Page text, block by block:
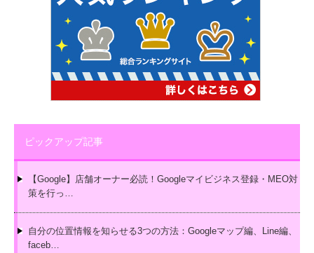
ピックアップ記事
【Google】店舗オーナー必読！Googleマイビジネス登録・MEO対
策を行っ…
自分の位置情報を知らせる3つの方法：Googleマップ編、Line編、
faceb…